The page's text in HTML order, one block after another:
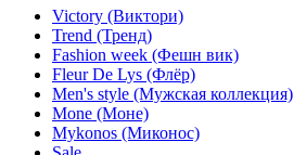
Victory (Виктори)
Trend (Тренд)
Fashion week (Фешн вик)
Fleur De Lys (Флёр)
Men's style (Мужская коллекция)
Mone (Моне)
Mykonos (Миконос)